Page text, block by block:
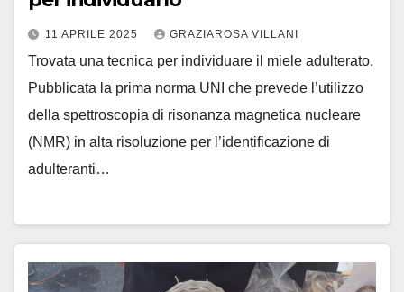
11 APRILE 2025 GRAZIAROSA VILLANI
Trovata una tecnica per individuare il miele adulterato.
Pubblicata la prima norma UNI che prevede l’utilizzo
della spettroscopia di risonanza magnetica nucleare
(NMR) in alta risoluzione per l’identificazione di
adulteranti…